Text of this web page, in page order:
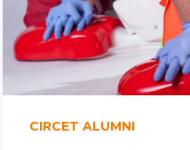
CIRCET ALUMNI